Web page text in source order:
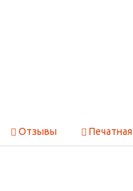
Отзывы